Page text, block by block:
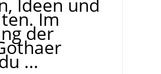
Im
der
...